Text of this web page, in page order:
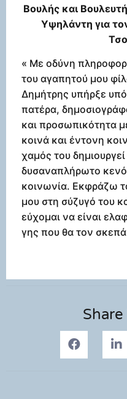
Βουλής και
Υψηλάντη για
« Με οδύνη
του αγαπητού μου
Δημήτρης υπήρξε
πατέρα,
και προσωπικότητα
κοινά και έντονη
χαμός του
δυσαναπλήρωτο
κοινωνία. Εκφράζω
μου στη σύζυγό του
εύχομαι να είναι
γης που θα τον